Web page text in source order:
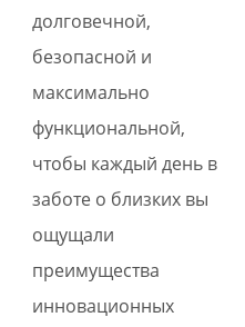
долговечной,
безопасной и
максимально
функциональной,
чтобы каждый день в
заботе о близких вы
ощущали
преимущества
инновационных